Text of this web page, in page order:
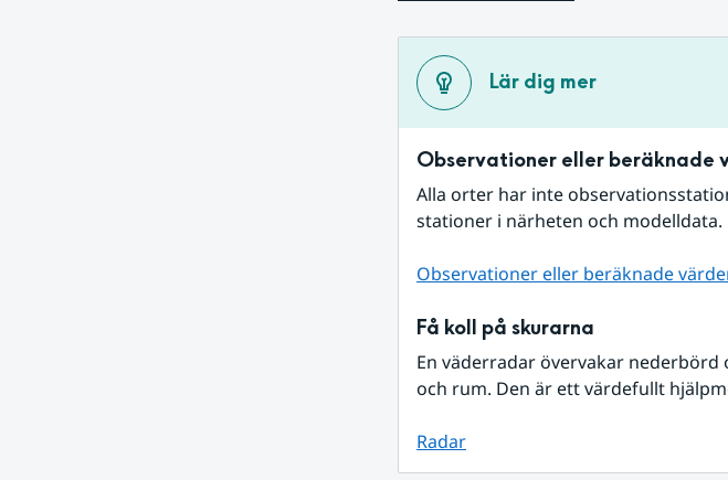
Lär dig mer
Observationer eller beräknade
Alla orter har inte
stationer i närheten och modelldata.
Observationer eller beräknade
Få koll på skurarna
En väderradar övervakar
och rum. Den är ett värdefullt
Radar